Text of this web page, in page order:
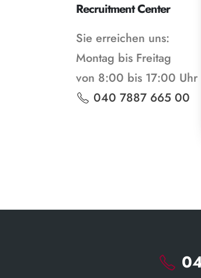
Recruitment Center
Sie erreichen uns:
Montag bis Freitag
von 8:00 bis 17:00 Uhr
040 7887 665 00